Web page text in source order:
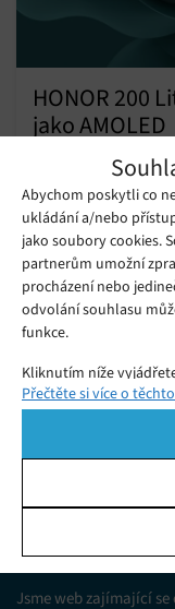
Abychom poskytli co
ukládání a/nebo
jako soubory cookies.
partnerům umožní
procházení nebo
odvolání souhlasu
funkce.
Kliknutím níže
podrobnější
pomocí přepínačů v
Spravovat souhlas ve
Ukládání a/nebo
publiku
různých zdrojů.
Přečtěte si více o
HONOR 200
jako AMOLED
HONOR 200 Lite
6,7" displej a
smartphone vhodný
Jsme web zajímající